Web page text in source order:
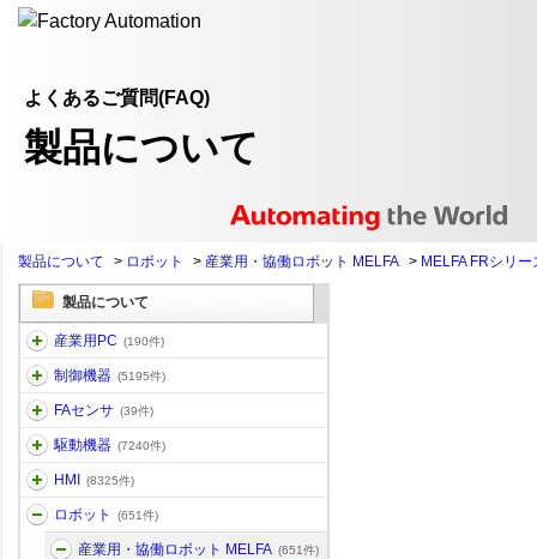
よくあるご質問(FAQ)
製品について
製品について > ロボット > 産業用・協働ロボット MELFA > MELFA FRシリー
製品について
産業用PC (190件)
制御機器 (5195件)
FAセンサ (39件)
駆動機器 (7240件)
HMI (8325件)
ロボット (651件)
産業用・協働ロボット MELFA (651件)